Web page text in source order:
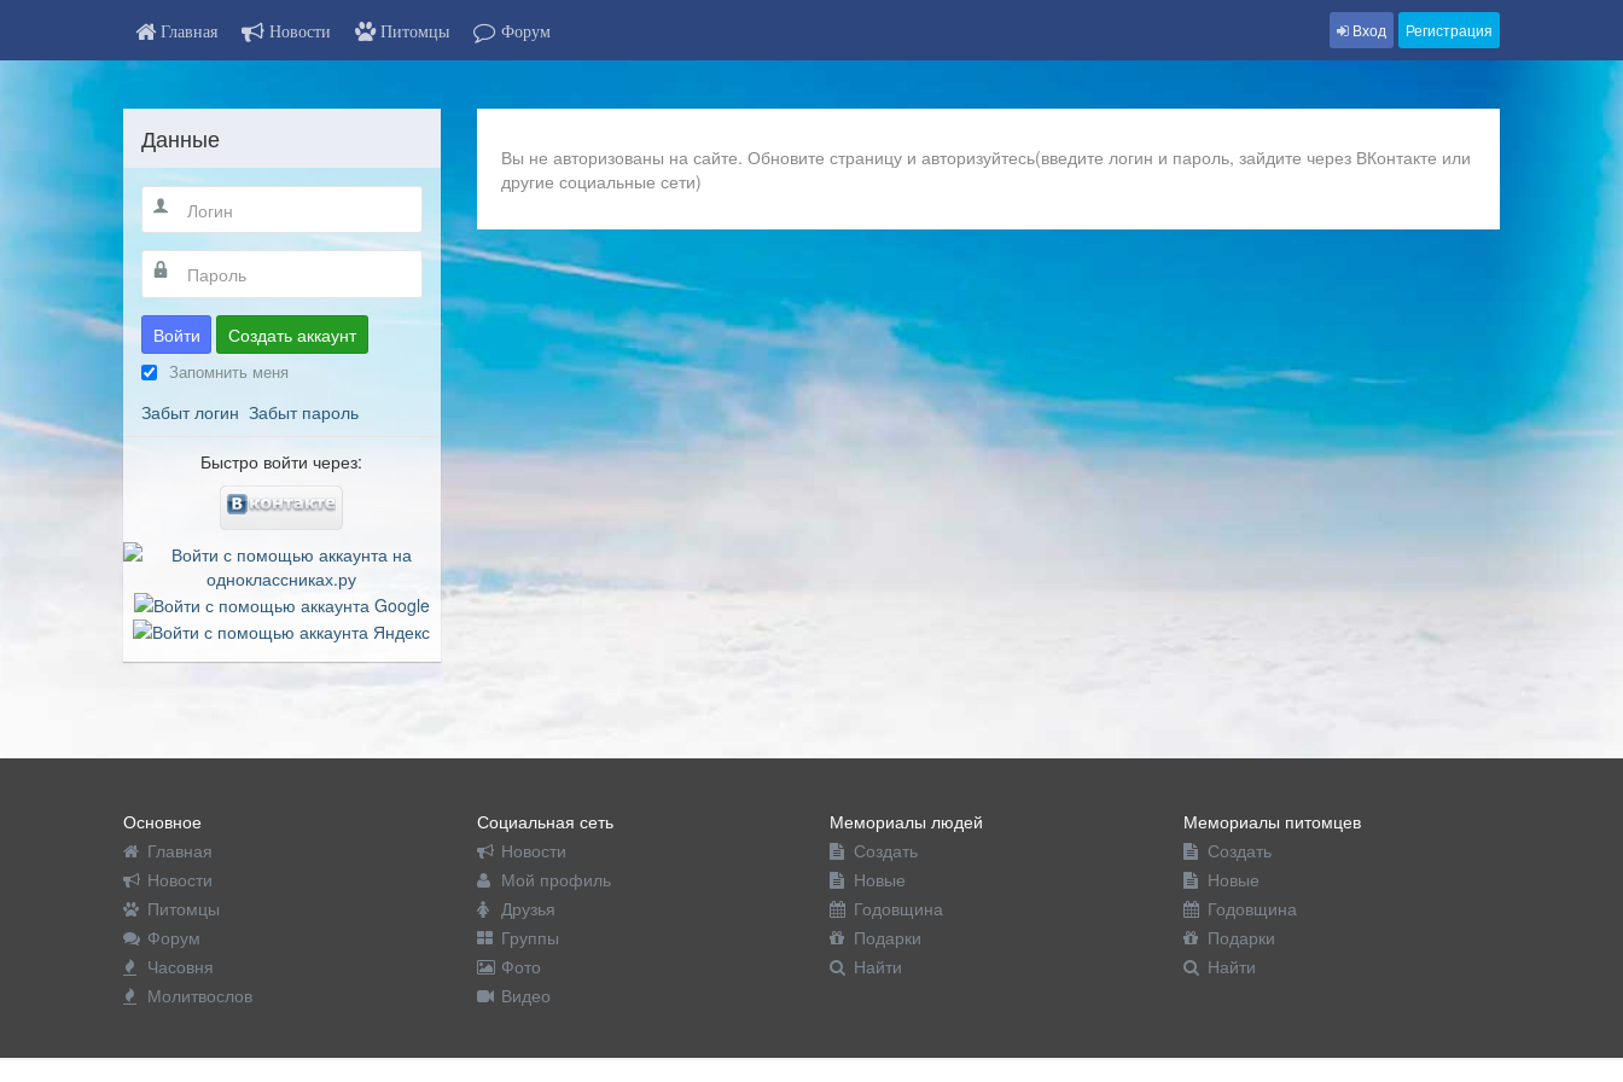
Главная Новости Питомцы Форум Вход Регистрация
Вы не авторизованы на сайте. Обновите страницу и авторизуйтесь(введите логин и пароль, зайдите через ВКонтакте или
другие социальные сети)
Данные
Войти Создать аккаунт
Запомнить меня
Забыт логин Забыт пароль
Быстро войти через:
Основное
Главная
Новости
Питомцы
Форум
Часовня
Молитвослов
Социальная сеть
Новости
Мой профиль
Друзья
Группы
Фото
Видео
Мемориалы людей
Создать
Новые
Годовщина
Подарки
Найти
Мемориалы питомцев
Создать
Новые
Годовщина
Подарки
Найти